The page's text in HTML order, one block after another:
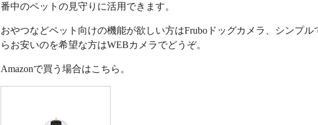
番中のペットの見守りに活用できます。
おやつなどペット向けの機能が欲しい方はFruboドッグカメラ、シンプル
らお安いのを希望な方はWEBカメラでどうぞ。
Amazonで買う場合はこちら。